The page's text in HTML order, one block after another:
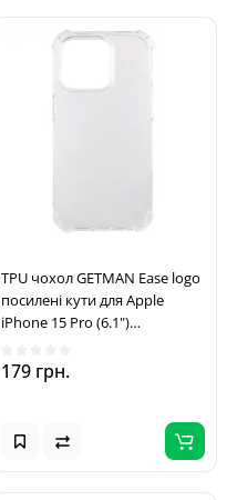
TPU чохол GETMAN Ease logo
посилені кути для Apple
iPhone 15 Pro (6.1")
179 грн.